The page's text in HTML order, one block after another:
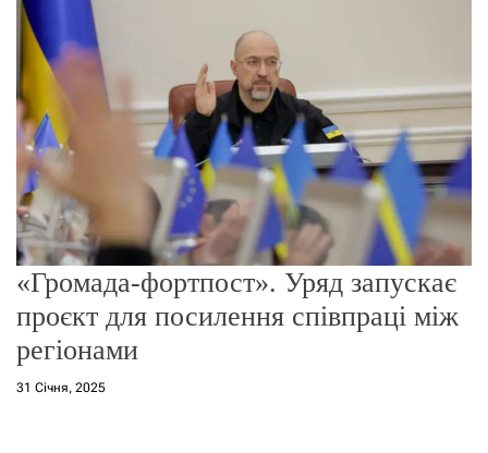
м
«Громада-фортпост». Уряд запускає
проєкт для посилення співпраці між
регіонами
31 Січня, 2025